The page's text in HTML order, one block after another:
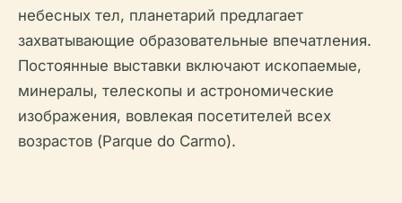
небесных тел, планетарий предлагает
захватывающие образовательные впечатления.
Постоянные выставки включают ископаемые,
минералы, телескопы и астрономические
изображения, вовлекая посетителей всех
возрастов (Parque do Carmo).